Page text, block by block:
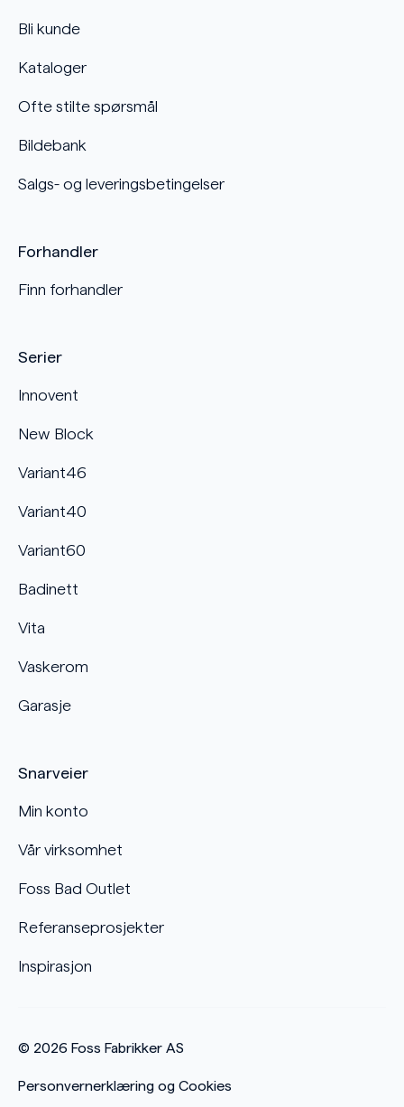
Serier
Innovent
New Block
Variant46
Variant40
Variant60
Badinett
Vita
Vaskerom
Garasje
Bli kunde
Kataloger
Ofte stilte spørsmål
Bildebank
Salgs- og leveringsbetingelser
Forhandler
Finn forhandler
Snarveier
Min konto
Vår virksomhet
Foss Bad Outlet
Referanseprosjekter
Inspirasjon
© 2026 Foss Fabrikker AS
Personvernerklæring og Cookies